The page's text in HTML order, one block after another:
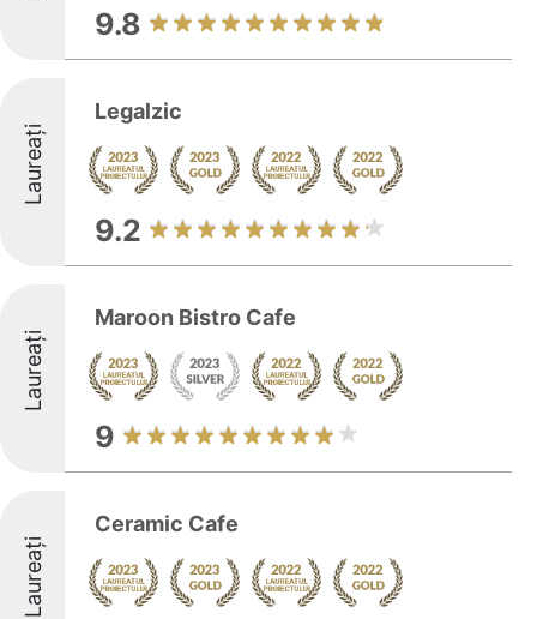
9.8
Laureați
Legalzic
9.2
Laureați
Maroon Bistro Cafe
9
Laureați
Ceramic Cafe